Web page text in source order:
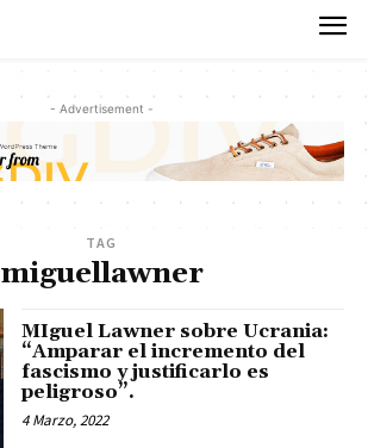
- Advertisement -
TAG
miguellawner
MIguel Lawner sobre Ucrania:
“Amparar el incremento del
fascismo y justificarlo es
peligroso”.
4 Marzo, 2022